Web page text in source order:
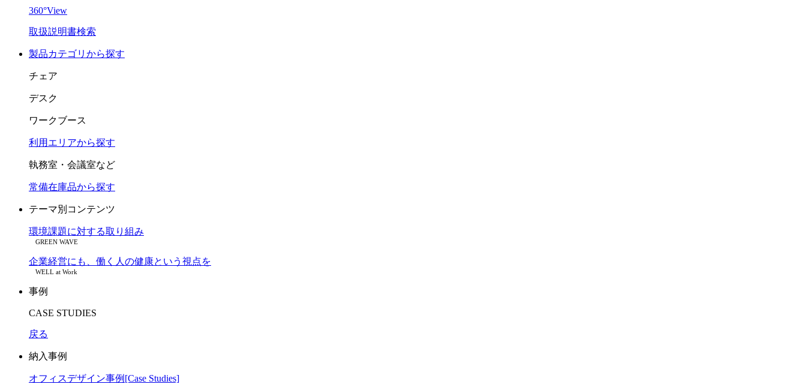
360°View
取扱説明書検索
製品カテゴリから探す
チェア
デスク
ワークブース
利用エリアから探す
執務室・会議室など
常備在庫品から探す
テーマ別コンテンツ
環境課題に対する取り組み
GREEN WAVE
企業経営にも、働く人の健康という視点を
WELL at Work
事例
CASE STUDIES
戻る
納入事例
オフィスデザイン事例[Case Studies]